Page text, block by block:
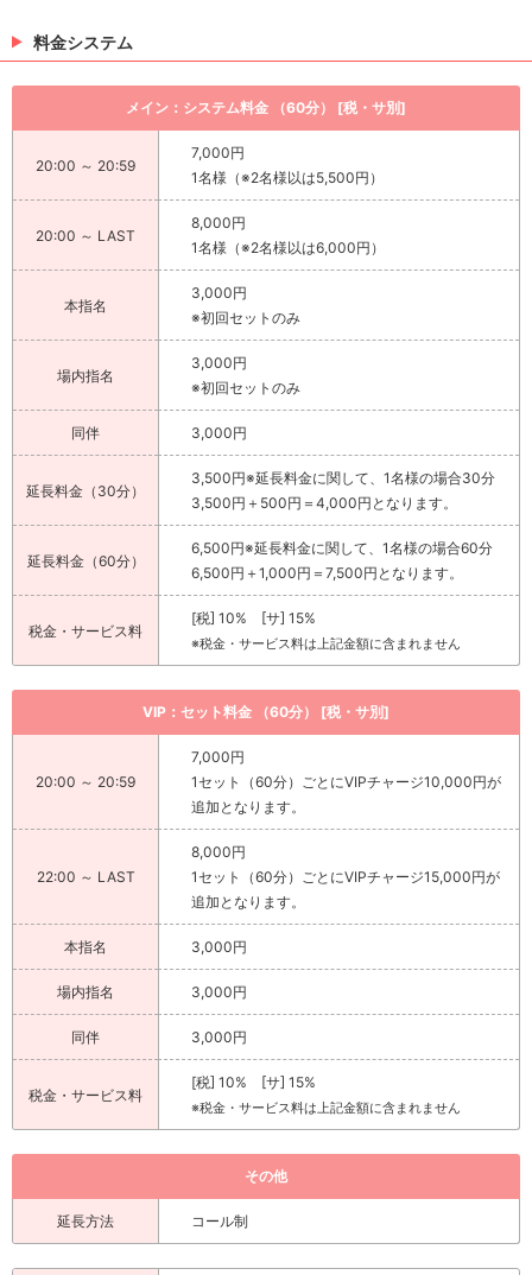
料金システム
メイン：システム料金 （60分） [税・サ別]
20:00 ～ 20:59
7,000円
1名様（※2名様以は5,500円）
20:00 ～ LAST
8,000円
1名様（※2名様以は6,000円）
本指名
3,000円
※初回セットのみ
場内指名
3,000円
※初回セットのみ
同伴 3,000円
延長料金（30分）
3,500円※延長料金に関して、1名様の場合30分
3,500円＋500円＝4,000円となります。
延長料金（60分）
6,500円※延長料金に関して、1名様の場合60分
6,500円＋1,000円＝7,500円となります。
税金・サービス料
[税] 10% [サ] 15%
※税金・サービス料は上記金額に含まれません
VIP：セット料金 （60分） [税・サ別]
20:00 ～ 20:59
7,000円
1セット（60分）ごとにVIPチャージ10,000円が
追加となります。
22:00 ～ LAST
8,000円
1セット（60分）ごとにVIPチャージ15,000円が
追加となります。
本指名 3,000円
場内指名 3,000円
同伴 3,000円
税金・サービス料
[税] 10% [サ] 15%
※税金・サービス料は上記金額に含まれません
その他
延長方法 コール制